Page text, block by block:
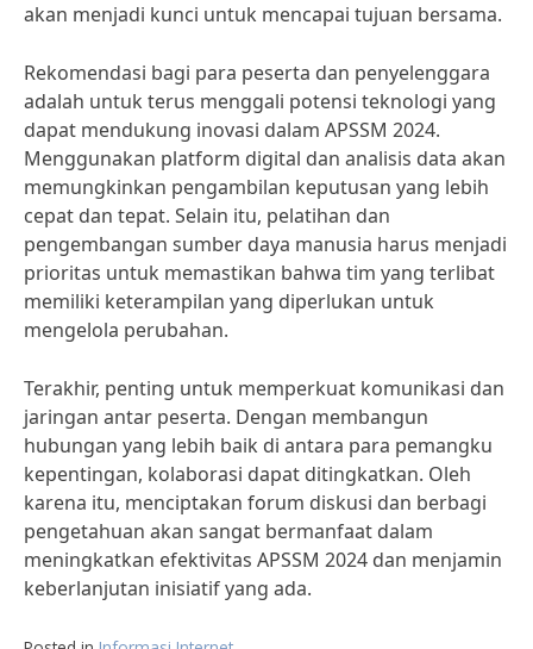
akan menjadi kunci untuk mencapai tujuan bersama.
Rekomendasi bagi para peserta dan penyelenggara
adalah untuk terus menggali potensi teknologi yang
dapat mendukung inovasi dalam APSSM 2024.
Menggunakan platform digital dan analisis data akan
memungkinkan pengambilan keputusan yang lebih
cepat dan tepat. Selain itu, pelatihan dan
pengembangan sumber daya manusia harus menjadi
prioritas untuk memastikan bahwa tim yang terlibat
memiliki keterampilan yang diperlukan untuk
mengelola perubahan.
Terakhir, penting untuk memperkuat komunikasi dan
jaringan antar peserta. Dengan membangun
hubungan yang lebih baik di antara para pemangku
kepentingan, kolaborasi dapat ditingkatkan. Oleh
karena itu, menciptakan forum diskusi dan berbagi
pengetahuan akan sangat bermanfaat dalam
meningkatkan efektivitas APSSM 2024 dan menjamin
keberlanjutan inisiatif yang ada.